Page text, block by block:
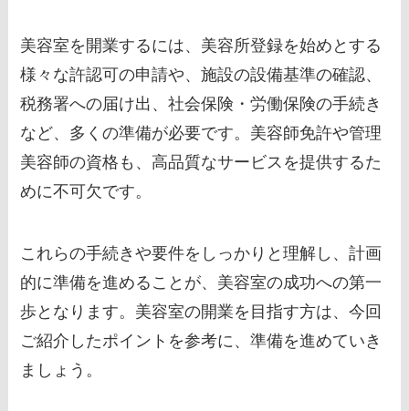
美容室を開業するには、美容所登録を始めとする
様々な許認可の申請や、施設の設備基準の確認、
税務署への届け出、社会保険・労働保険の手続き
など、多くの準備が必要です。美容師免許や管理
美容師の資格も、高品質なサービスを提供するた
めに不可欠です。
これらの手続きや要件をしっかりと理解し、計画
的に準備を進めることが、美容室の成功への第一
歩となります。美容室の開業を目指す方は、今回
ご紹介したポイントを参考に、準備を進めていき
ましょう。